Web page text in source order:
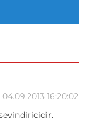
04.09.2013 16:20:02